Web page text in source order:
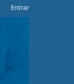
Entrar